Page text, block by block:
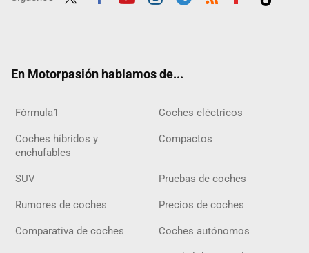
En Motorpasión hablamos de...
Fórmula1 Coches eléctricos
Coches híbridos y
enchufables
Compactos
SUV Pruebas de coches
Rumores de coches Precios de coches
Comparativa de coches Coches autónomos